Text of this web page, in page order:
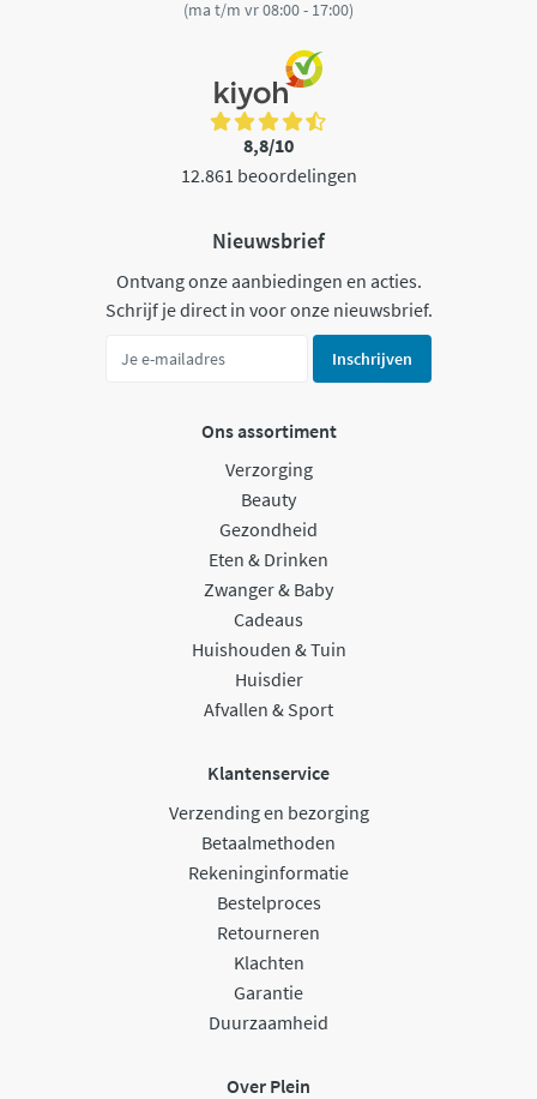
(ma t/m vr 08:00 - 17:00)
8,8/10
12.861 beoordelingen
Nieuwsbrief
Ontvang onze aanbiedingen en acties.
Schrijf je direct in voor onze nieuwsbrief.
Inschrijven
Ons assortiment
Verzorging
Beauty
Gezondheid
Eten & Drinken
Zwanger & Baby
Cadeaus
Huishouden & Tuin
Huisdier
Afvallen & Sport
Klantenservice
Verzending en bezorging
Betaalmethoden
Rekeninginformatie
Bestelproces
Retourneren
Klachten
Garantie
Duurzaamheid
Over Plein